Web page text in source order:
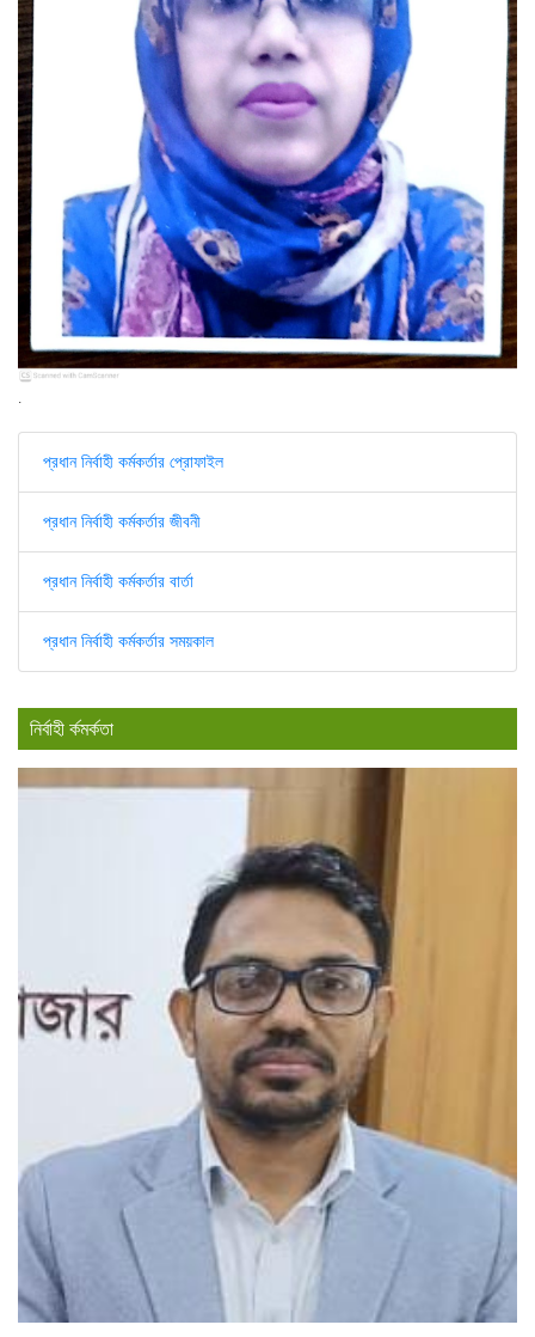
প্রধান নির্বাহী কর্মকর্তার প্রোফাইল
প্রধান নির্বাহী কর্মকর্তার জীবনী
প্রধান নির্বাহী কর্মকর্তার বার্তা
প্রধান নির্বাহী কর্মকর্তার সময়কাল
নির্বাহী র্কমর্কতা